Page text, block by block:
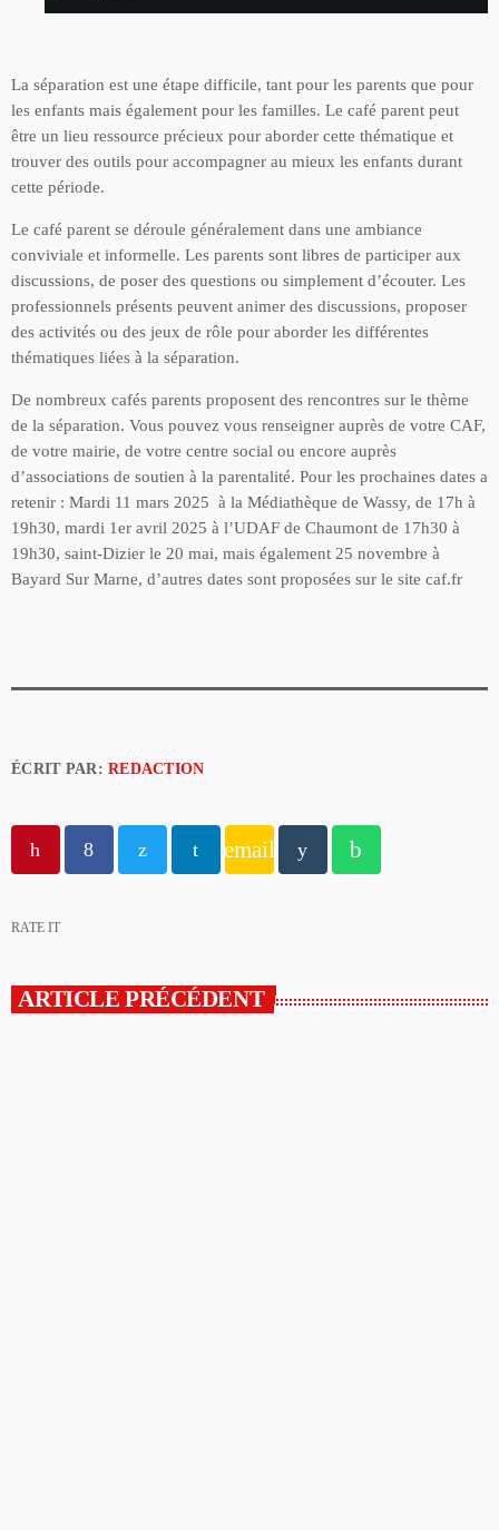
La séparation est une étape difficile, tant pour les parents que pour
les enfants mais également pour les familles. Le café parent peut
être un lieu ressource précieux pour aborder cette thématique et
trouver des outils pour accompagner au mieux les enfants durant
cette période.
Le café parent se déroule généralement dans une ambiance
conviviale et informelle. Les parents sont libres de participer aux
discussions, de poser des questions ou simplement d’écouter. Les
professionnels présents peuvent animer des discussions, proposer
des activités ou des jeux de rôle pour aborder les différentes
thématiques liées à la séparation.
De nombreux cafés parents proposent des rencontres sur le thème
de la séparation. Vous pouvez vous renseigner auprès de votre CAF,
de votre mairie, de votre centre social ou encore auprès
d’associations de soutien à la parentalité. Pour les prochaines dates a
retenir : Mardi 11 mars 2025 à la Médiathèque de Wassy, de 17h à
19h30, mardi 1er avril 2025 à l’UDAF de Chaumont de 17h30 à
19h30, saint-Dizier le 20 mai, mais également 25 novembre à
Bayard Sur Marne, d’autres dates sont proposées sur le site caf.fr
ÉCRIT PAR:REDACTION
email
RATE IT
ARTICLE PRÉCÉDENT